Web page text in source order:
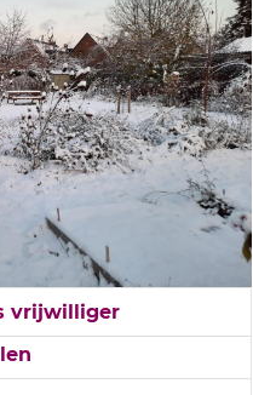
vrijwilliger